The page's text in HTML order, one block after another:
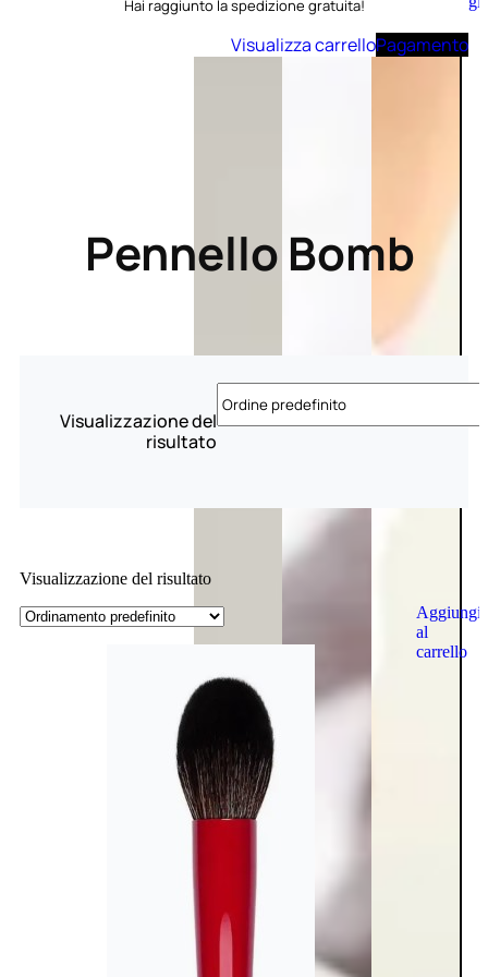
carrello
Aggiungi
al
carrello
Hai raggiunto la spedizione gratuita!
Visualizza carrelloPagamento
Pennello Bomb
Visualizzazione del
risultato
Visualizzazione del risultato